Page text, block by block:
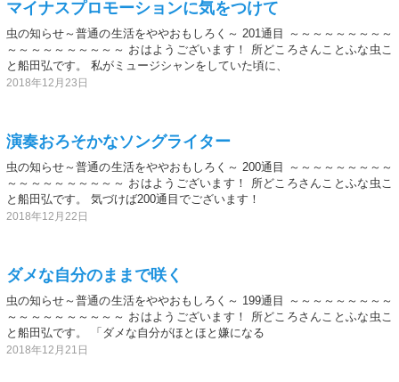
マイナスプロモーションに気をつけて
虫の知らせ～普通の生活をややおもしろく～ 201通目 ～～～～～～～～～
～～～～～～～～～～ おはようございます！ 所どころさんことふな虫こ
と船田弘です。 私がミュージシャンをしていた頃に、
2018年12月23日
演奏おろそかなソングライター
虫の知らせ～普通の生活をややおもしろく～ 200通目 ～～～～～～～～～
～～～～～～～～～～ おはようございます！ 所どころさんことふな虫こ
と船田弘です。 気づけば200通目でございます！
2018年12月22日
ダメな自分のままで咲く
虫の知らせ～普通の生活をややおもしろく～ 199通目 ～～～～～～～～～
～～～～～～～～～～ おはようございます！ 所どころさんことふな虫こ
と船田弘です。 「ダメな自分がほとほと嫌になる
2018年12月21日